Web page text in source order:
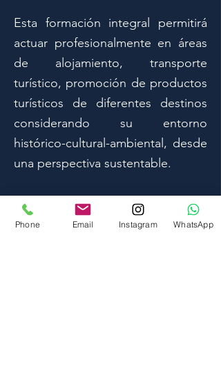
Esta formación integral permitirá
actuar profesionalmente en áreas
de alojamiento, transporte
turístico, promoción de productos
turísticos de diferentes destinos
considerando su entorno
histórico-cultural-ambiental, desde
una perspectiva sustentable.
DURACIÓN
Phone Email Instagram WhatsApp